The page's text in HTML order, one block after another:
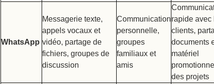
WhatsApp
Messagerie texte,
appels vocaux et
vidéo, partage de
fichiers, groupes de
discussion
Communication
personnelle,
groupes
familiaux et
amis
rapide avec
clients,
documents
matériel
des projets